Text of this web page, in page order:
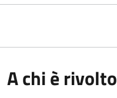
A chi è rivolto